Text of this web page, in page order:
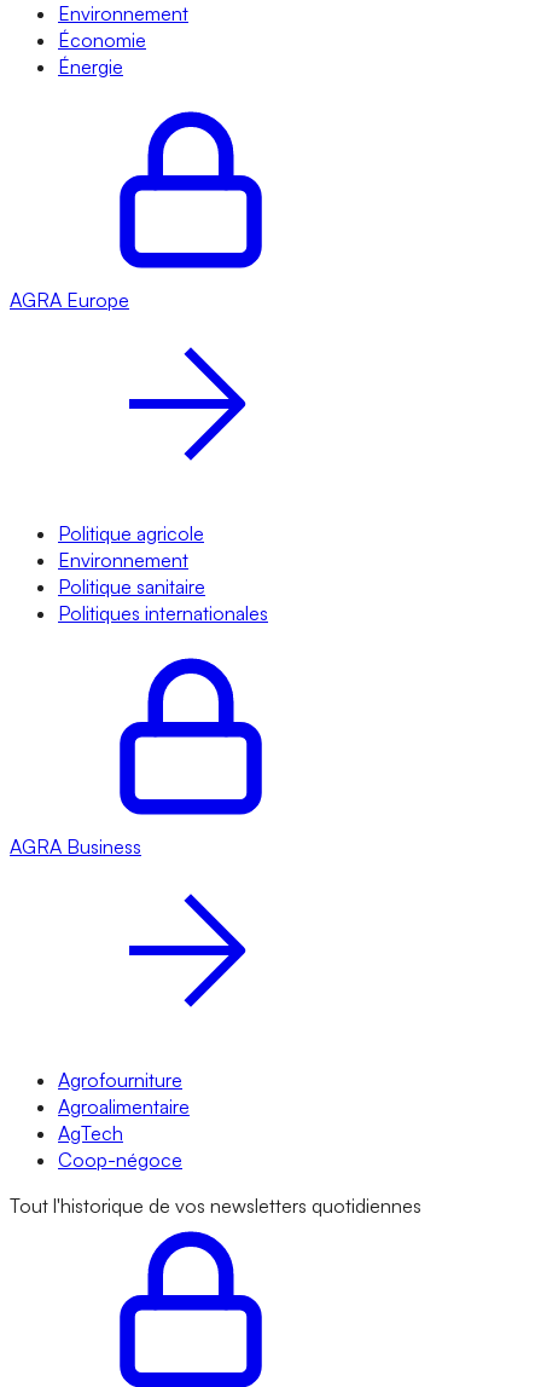
Environnement
Économie
Énergie
AGRA Europe
Politique agricole
Environnement
Politique sanitaire
Politiques internationales
AGRA Business
Agrofourniture
Agroalimentaire
AgTech
Coop-négoce
Tout l'historique de vos newsletters quotidiennes